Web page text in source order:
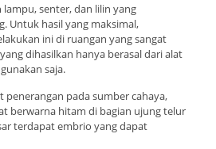
senter, dan lilin yang
Untuk hasil yang maksimal,
ini di ruangan yang sangat
dihasilkan hanya berasal dari alat
saja.
penerangan pada sumber cahaya,
berwarna hitam di bagian ujung telur
terdapat embrio yang dapat